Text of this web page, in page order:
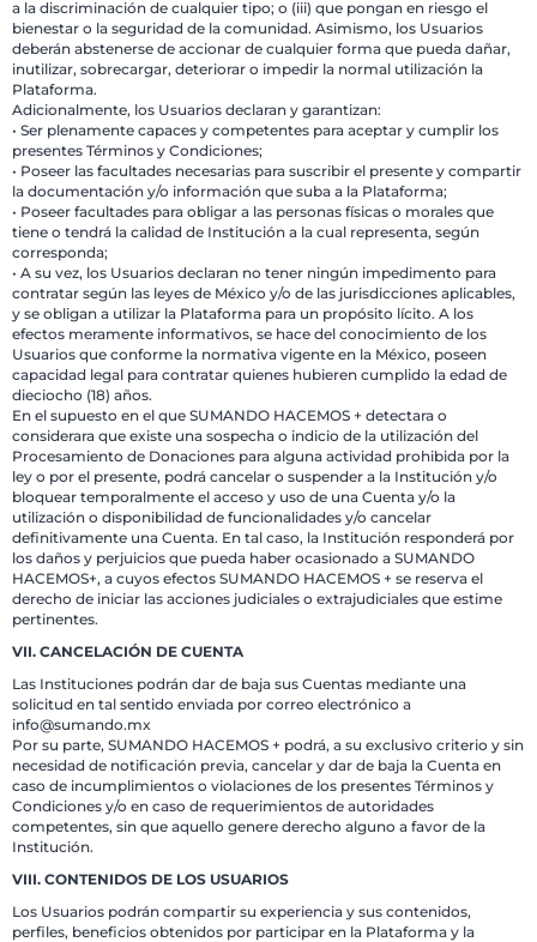
a la discriminación de cualquier tipo; o (iii) que pongan en riesgo el
bienestar o la seguridad de la comunidad. Asimismo, los Usuarios
deberán abstenerse de accionar de cualquier forma que pueda dañar,
inutilizar, sobrecargar, deteriorar o impedir la normal utilización la
Plataforma.
Adicionalmente, los Usuarios declaran y garantizan:
• Ser plenamente capaces y competentes para aceptar y cumplir los
presentes Términos y Condiciones;
• Poseer las facultades necesarias para suscribir el presente y compartir
la documentación y/o información que suba a la Plataforma;
• Poseer facultades para obligar a las personas físicas o morales que
tiene o tendrá la calidad de Institución a la cual representa, según
corresponda;
• A su vez, los Usuarios declaran no tener ningún impedimento para
contratar según las leyes de México y/o de las jurisdicciones aplicables,
y se obligan a utilizar la Plataforma para un propósito lícito. A los
efectos meramente informativos, se hace del conocimiento de los
Usuarios que conforme la normativa vigente en la México, poseen
capacidad legal para contratar quienes hubieren cumplido la edad de
dieciocho (18) años.
En el supuesto en el que SUMANDO HACEMOS + detectara o
considerara que existe una sospecha o indicio de la utilización del
Procesamiento de Donaciones para alguna actividad prohibida por la
ley o por el presente, podrá cancelar o suspender a la Institución y/o
bloquear temporalmente el acceso y uso de una Cuenta y/o la
utilización o disponibilidad de funcionalidades y/o cancelar
definitivamente una Cuenta. En tal caso, la Institución responderá por
los daños y perjuicios que pueda haber ocasionado a SUMANDO
HACEMOS+, a cuyos efectos SUMANDO HACEMOS + se reserva el
derecho de iniciar las acciones judiciales o extrajudiciales que estime
pertinentes.
VII. CANCELACIÓN DE CUENTA
Las Instituciones podrán dar de baja sus Cuentas mediante una
solicitud en tal sentido enviada por correo electrónico a
info@sumando.mx
Por su parte, SUMANDO HACEMOS + podrá, a su exclusivo criterio y sin
necesidad de notificación previa, cancelar y dar de baja la Cuenta en
caso de incumplimientos o violaciones de los presentes Términos y
Condiciones y/o en caso de requerimientos de autoridades
competentes, sin que aquello genere derecho alguno a favor de la
Institución.
VIII. CONTENIDOS DE LOS USUARIOS
Los Usuarios podrán compartir su experiencia y sus contenidos,
perfiles, beneficios obtenidos por participar en la Plataforma y la